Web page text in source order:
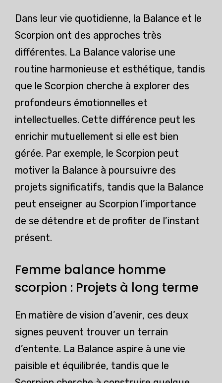
Dans leur vie quotidienne, la Balance et le
Scorpion ont des approches très
différentes. La Balance valorise une
routine harmonieuse et esthétique, tandis
que le Scorpion cherche à explorer des
profondeurs émotionnelles et
intellectuelles. Cette différence peut les
enrichir mutuellement si elle est bien
gérée. Par exemple, le Scorpion peut
motiver la Balance à poursuivre des
projets significatifs, tandis que la Balance
peut enseigner au Scorpion l’importance
de se détendre et de profiter de l’instant
présent.
Femme balance homme
scorpion : Projets à long terme
En matière de vision d’avenir, ces deux
signes peuvent trouver un terrain
d’entente. La Balance aspire à une vie
paisible et équilibrée, tandis que le